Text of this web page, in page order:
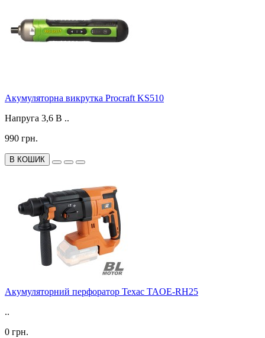
Акумуляторна викрутка Procraft KS510
Напруга 3,6 В ..
990 грн.
В КОШИК
Акумуляторний перфоратор Техас TAOE-RH25
..
0 грн.